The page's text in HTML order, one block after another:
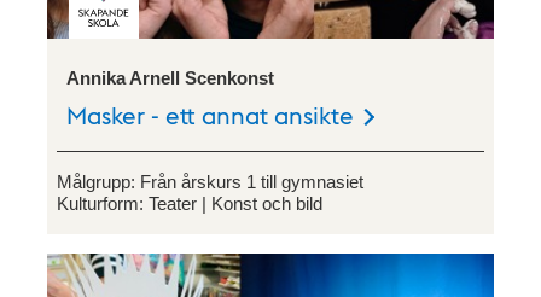
Annika Arnell Scenkonst
Masker - ett annat ansikte
Målgrupp: Från årskurs 1 till gymnasiet
Kulturform: Teater Konst och bild